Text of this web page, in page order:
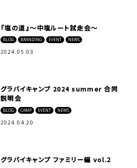
『塩の道』～中塩ルート試走会～
BLOG BRANDING EVENT NEWS
2024.05.03
グラバイキャンプ 2024 summer 合同
説明会
BLOG CAMP EVENT NEWS
2024.04.20
グラバイキャンプ ファミリー編 vol.2